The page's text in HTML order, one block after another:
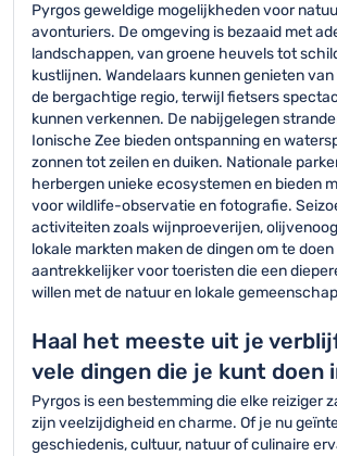
Pyrgos geweldige mogelijkheden voor
avonturiers. De omgeving is bezaaid met
landschappen, van groene heuvels tot
kustlijnen. Wandelaars kunnen genieten
de bergachtige regio, terwijl fietsers
kunnen verkennen. De nabijgelegen
Ionische Zee bieden ontspanning en
zonnen tot zeilen en duiken. Nationale
herbergen unieke ecosystemen en bieden
voor wildlife-observatie en fotografie.
activiteiten zoals wijnproeverijen,
lokale markten maken de dingen om te
aantrekkelijker voor toeristen die een
willen met de natuur en lokale
Haal het meeste uit je
vele dingen die je kunt doen
Pyrgos is een bestemming die elke reiziger
zijn veelzijdigheid en charme. Of je nu
geschiedenis, cultuur, natuur of culinaire